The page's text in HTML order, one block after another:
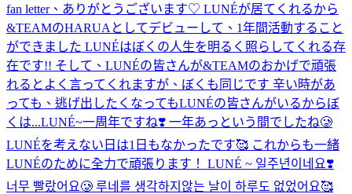
fan letter、ありがとうございます♡ LUNÉが居てくれるから
&TEAMのHARUAとしてデビューして、1年間活動すること
ができました LUNÉはぼくの人生を明るく照らしてくれる存
在です!! そして、LUNÉの皆さんが&TEAMのおかげで頑張
れるとよく言ってくれますが、ぼくも同じです 辛い時があ
っても、逃げ出したくなってもLUNÉの皆さんがいるからぼ
くは...LUNÉ~一周年ですね❣️ 一年あっという間でしたね🥲
LUNÉを考えない日は1日もなかったです🥰 これからも一緒
LUNÉのために全力で頑張ります！ LUNÉ ~ 일주년이네요❣️
너무 빨랐어요🥲 루네를 생각하지않는 날이 하루도 없었어요🥰